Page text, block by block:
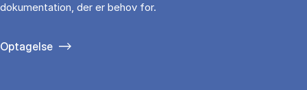
dokumentation, der er behov for.
Optagelse